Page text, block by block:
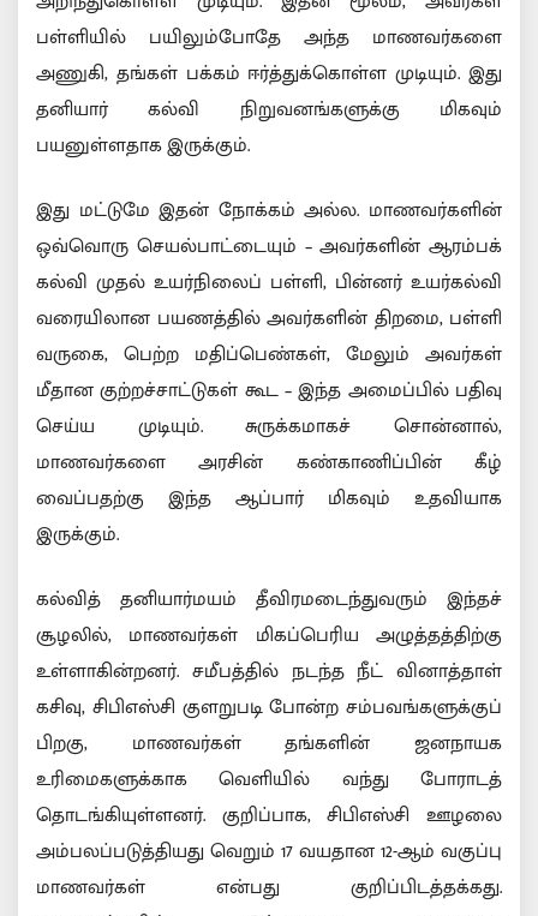
பள்ளியில் பயிலும்போதே அந்த மாணவர்களை
அணுகி, தங்கள் பக்கம் ஈர்த்துக்கொள்ள முடியும். இது
தனியார் கல்வி நிறுவனங்களுக்கு மிகவும்
பயனுள்ளதாக இருக்கும்.
இது மட்டுமே இதன் நோக்கம் அல்ல. மாணவர்களின்
ஒவ்வொரு செயல்பாட்டையும் – அவர்களின் ஆரம்பக்
கல்வி முதல் உயர்நிலைப் பள்ளி, பின்னர் உயர்கல்வி
வரையிலான பயணத்தில் அவர்களின் திறமை, பள்ளி
வருகை, பெற்ற மதிப்பெண்கள், மேலும் அவர்கள்
மீதான குற்றச்சாட்டுகள் கூட – இந்த அமைப்பில் பதிவு
செய்ய முடியும். சுருக்கமாகச் சொன்னால்,
மாணவர்களை அரசின் கண்காணிப்பின் கீழ்
வைப்பதற்கு இந்த ஆப்பார் மிகவும் உதவியாக
இருக்கும்.
கல்வித் தனியார்மயம் தீவிரமடைந்துவரும் இந்தச்
சூழலில், மாணவர்கள் மிகப்பெரிய அழுத்தத்திற்கு
உள்ளாகின்றனர். சமீபத்தில் நடந்த நீட் வினாத்தாள்
கசிவு, சிபிஎஸ்சி குளறுபடி போன்ற சம்பவங்களுக்குப்
பிறகு, மாணவர்கள் தங்களின் ஜனநாயக
உரிமைகளுக்காக வெளியில் வந்து போராடத்
தொடங்கியுள்ளனர். குறிப்பாக, சிபிஎஸ்சி ஊழலை
அம்பலப்படுத்தியது வெறும் 17 வயதான 12-ஆம் வகுப்பு
மாணவர்கள் என்பது குறிப்பிடத்தக்கது.